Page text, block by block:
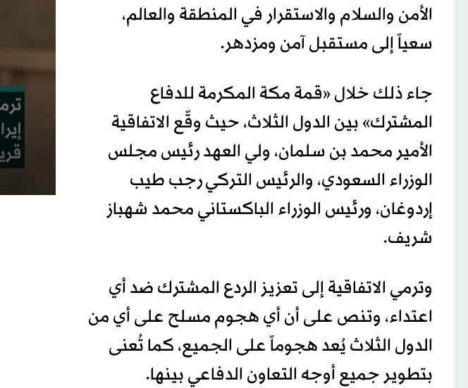
الأمن والسلام والاستقرار في المنطقة والعالم،
سعياً إلى مستقبل آمن ومزدهر.
جاء ذلك خلال «قمة مكة المكرمة للدفاع
المشترك» بين الدول الثلاث، حيث وقّع الاتفاقية
الأمير محمد بن سلمان، ولي العهد رئيس مجلس
الوزراء السعودي، والرئيس التركي رجب طيب
إردوغان، ورئيس الوزراء الباكستاني محمد شهباز
شريف.
وترمي الاتفاقية إلى تعزيز الردع المشترك ضد أي
اعتداء، وتنص على أن أي هجوم مسلح على أي من
الدول الثلاث يُعد هجوماً على الجميع، كما تُعنى
بتطوير جميع أوجه التعاون الدفاعي بينها.